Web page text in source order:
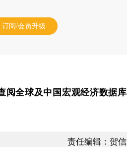
订阅/会员升级
阅全球及中国宏观经济数据库
责任编辑：贺信